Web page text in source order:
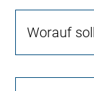
Worauf